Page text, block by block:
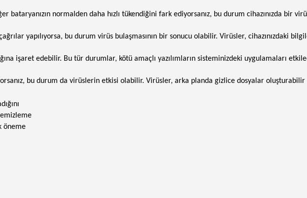
bataryanızın normalden daha hızlı tükendiğini fark ediyorsanız, bu durum cihazınızda bir
yapılıyorsa, bu durum virüs bulaşmasının bir sonucu olabilir. Virüsler, cihazınızdaki
işaret edebilir. Bu tür durumlar, kötü amaçlı yazılımların sisteminizdeki uygulamaları
bu durum da virüslerin etkisi olabilir. Virüsler, arka planda gizlice dosyalar oluşturabilir
öneme